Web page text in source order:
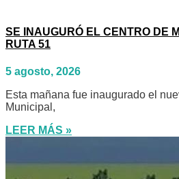
SE INAUGURÓ EL CENTRO DE
RUTA 51
5 agosto, 2026
Esta mañana fue inaugurado el
Municipal,
LEER MÁS »